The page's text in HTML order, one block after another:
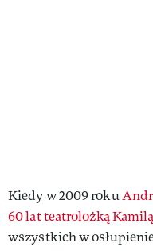
Kiedy w 2009 roku
60 lat teatrolożką
wszystkich w